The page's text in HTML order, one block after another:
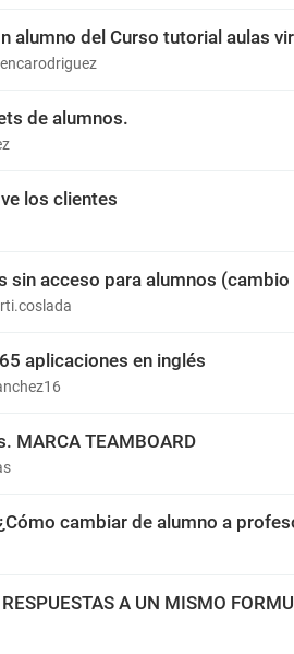
alumno del Curso tutorial aulas
de alumnos.
los clientes
sin acceso para alumnos (cambio
aplicaciones en inglés
MARCA TEAMBOARD
cambiar de alumno a
A UN MISMO